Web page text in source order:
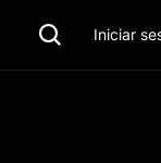
Iniciar